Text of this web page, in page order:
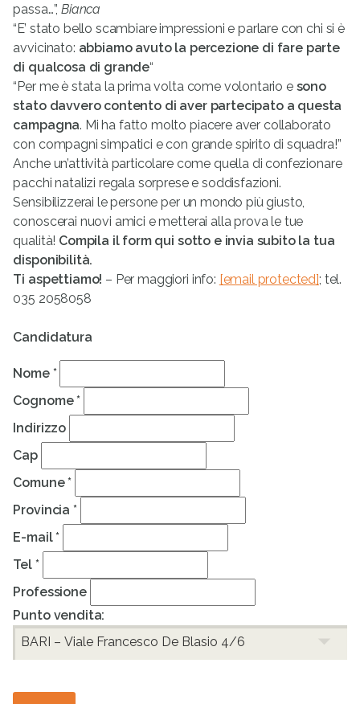
passa…”,Bianca
“E’ stato bello scambiare impressioni e parlare con chi si è
avvicinato: abbiamo avuto la percezione di fare parte
di qualcosa di grande“
“Per me è stata la prima volta come volontario e sono
stato davvero contento di aver partecipato a questa
campagna. Mi ha fatto molto piacere aver collaborato
con compagni simpatici e con grande spirito di squadra!”
Anche un’attività particolare come quella di confezionare
pacchi natalizi regala sorprese e soddisfazioni.
Sensibilizzerai le persone per un mondo più giusto,
conoscerai nuovi amici e metterai alla prova le tue
qualità! Compila il form qui sotto e invia subito la tua
disponibilità.
Ti aspettiamo! – Per maggiori info: [email protected]; tel.
035 2058058
Candidatura
Nome *
Cognome *
Indirizzo
Cap
Comune *
Provincia *
E-mail *
Tel *
Professione
Punto vendita: